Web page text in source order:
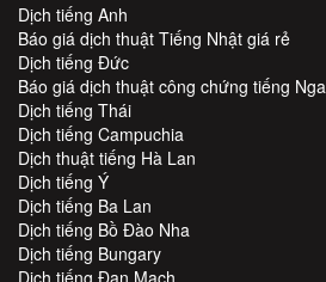
Dịch tiếng Anh
Báo giá dịch thuật Tiếng Nhật giá rẻ
Dịch tiếng Đức
Báo giá dịch thuật công chứng tiếng Nga
Dịch tiếng Thái
Dịch tiếng Campuchia
Dịch thuật tiếng Hà Lan
Dịch tiếng Ý
Dịch tiếng Ba Lan
Dịch tiếng Bồ Đào Nha
Dịch tiếng Bungary
Dịch tiếng Đan Mạch